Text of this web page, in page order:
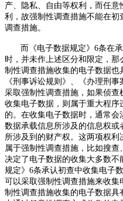
产、隐私、自由等权利，而任
利，故强制性调查措施不能在
调查措施。
而《电子数据规定》 6条在
时，并未作上述区分和限定，
制性调查措施收集的电子数据
《刑事诉讼规则》、《办理刑
采取强制性调查措施，如果侦
收集电子数据，则属于重大程序
的。在收集电子数据时，通常
数据承载信息所涉及的信息权
所涉及到的财产权。这两项权
属于强制性调查措施，比如搜
决定了电子数据的收集大多数
规定》 6条承认初查中收集电子
可以采取强制性调查措施来收
制性调查措施收集的电子数据